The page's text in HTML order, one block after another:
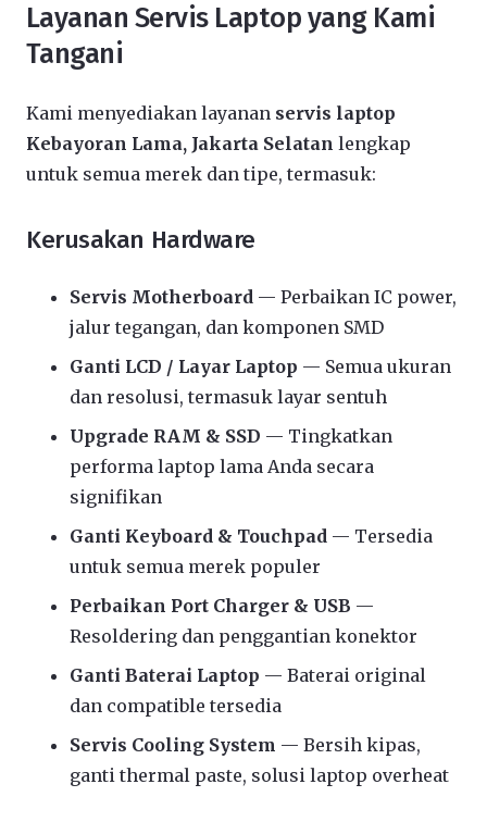
Layanan Servis Laptop yang Kami
Tangani
Kami menyediakan layanan servis laptop
Kebayoran Lama, Jakarta Selatan lengkap
untuk semua merek dan tipe, termasuk:
Kerusakan Hardware
Servis Motherboard — Perbaikan IC power,
jalur tegangan, dan komponen SMD
Ganti LCD / Layar Laptop — Semua ukuran
dan resolusi, termasuk layar sentuh
Upgrade RAM & SSD — Tingkatkan
performa laptop lama Anda secara
signifikan
Ganti Keyboard & Touchpad — Tersedia
untuk semua merek populer
Perbaikan Port Charger & USB —
Resoldering dan penggantian konektor
Ganti Baterai Laptop — Baterai original
dan compatible tersedia
Servis Cooling System — Bersih kipas,
ganti thermal paste, solusi laptop overheat